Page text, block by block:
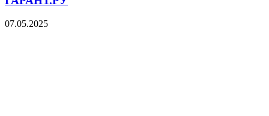
07.05.2025